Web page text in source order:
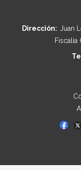
Dirección: Juan
Fiscalía